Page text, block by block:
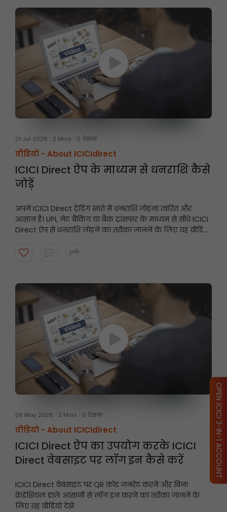
01 Jul 2026 2 Mins 0 देखना
वीडियो - About ICICIdirect
ICICI Direct ऐप के माध्यम से धनराशि कैसे
जोड़ें
अपने ICICI Direct ट्रेडिंग खाते में धनराशि जोड़ना त्वरित और
आसान है। UPI, नेट बैंकिंग या बैंक ट्रांसफर के माध्यम से सीधे ICICI
Direct ऐप से धनराशि जोड़ने का तरीका जानने के लिए यह वीडियो
08 May 2026 2 Mins 0 देखना
वीडियो - About ICICIdirect
ICICI Direct ऐप का उपयोग करके ICICI
Direct वेबसाइट पर लॉग इन कैसे करें
ICICI Direct वेबसाइट पर QR कोड जनरेट करने और बिना
क्रेडेंशियल डाले आसानी से लॉग इन करने का तरीका जानने के
लिए यह वीडियो देखें
OPEN ICICI 3-IN-1 ACCOUNT